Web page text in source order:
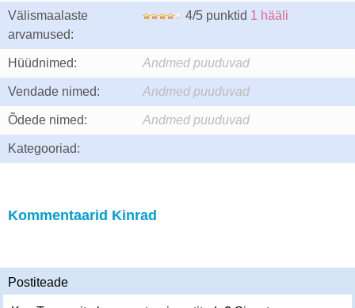
Välismaalaste
arvamused:
4/5 punktid 1 hääli
Hüüdnimed: Andmed puuduvad
Vendade nimed: Andmed puuduvad
Õdede nimed: Andmed puuduvad
Kategooriad:
Kommentaarid Kinrad
Postiteade